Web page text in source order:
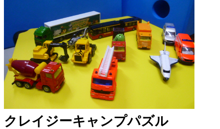
クレイジーキャンプパズル